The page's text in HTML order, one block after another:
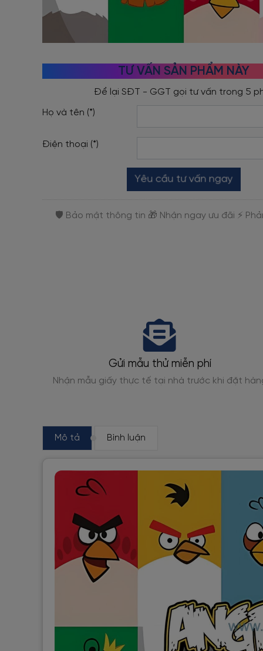
TƯ VẤN SẢN PHẨM NÀY
Họ và tên (*)
Điện thoại (*)
Yêu cầu tư vấn ngay
Gửi mẫu thử miễn phí
Nhận mẫu giấy thực tế tại nhà trước khi đặt
Mô tả Bình luận